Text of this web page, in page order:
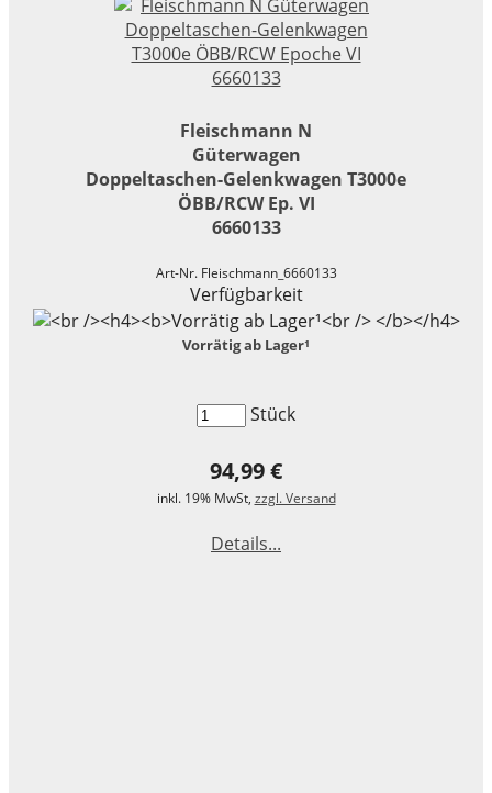
Fleischmann N
Güterwagen
Doppeltaschen-Gelenkwagen T3000e
ÖBB/RCW Ep. VI
6660133
Art-Nr. Fleischmann_6660133
Verfügbarkeit
Vorrätig ab Lager¹
Stück
94,99 €
inkl. 19% MwSt, zzgl. Versand
Details...